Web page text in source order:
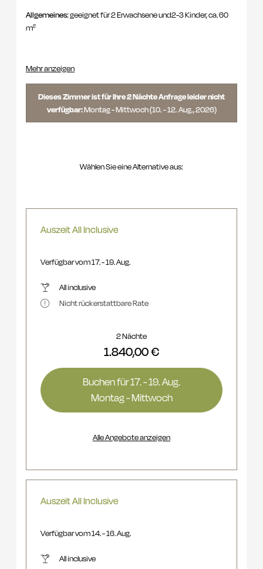
Allgemeines:geeignet für 2 Erwachsene und2-3 Kinder, ca. 60
m²
Schreibtisch, Südbalkon und Seeblick sowie 1 Kinderzimmer
Kleinkinder 170 x 70, Eichenholzboden, Kühlschrank, Dusche
und Bad, Kinderwaschtisch, Wickeltisch, getrenntes WC, Föhn,
Mehr anzeigen
Dieses Zimmer ist für Ihre 2 Nächte Anfrage leider nicht
verfügbar:Montag - Mittwoch(10. - 12. Aug., 2026)
Wählen Sie eine Alternative aus:
Auszeit All Inclusive
Verfügbar vom 17. - 19. Aug.
All inclusive
Nicht rückerstattbare Rate
2 Nächte
1.840,00 €
Buchen für17. - 19. Aug.
Montag - Mittwoch
Alle Angebote anzeigen
Auszeit All Inclusive
Verfügbar vom 14. - 16. Aug.
All inclusive